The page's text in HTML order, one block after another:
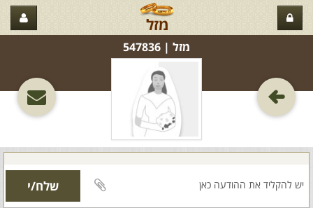
מזל
מזל‏ | 547836